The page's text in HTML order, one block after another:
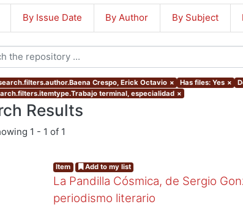
By Issue Date By Author By Subject
Crespo, Erick Octavio × Has files: Yes ×
terminal, especialidad ×
Results
1 - 1 of 1
Item Add to my list
La Pandilla Cósmica, de Sergio
periodismo literario